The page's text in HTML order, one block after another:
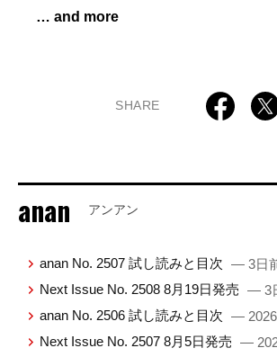
… and more
SHARE
anan アンアン
anan No. 2507 試し読みと目次 — 3日
Next Issue No. 2508 8月19日発売 — 3
anan No. 2506 試し読みと目次 —
Next Issue No. 2507 8月5日発売 —